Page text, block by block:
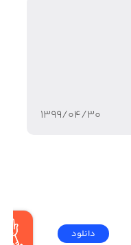
۱۳۹۹/۰۴/۳۰
دانلود